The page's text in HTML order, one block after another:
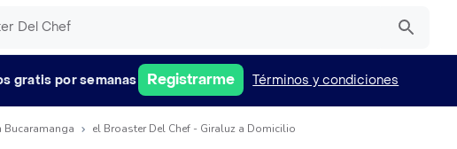
gratis por semanas Registrarme Términos y condiciones
Bucaramanga el Broaster Del Chef - Giraluz a Domicilio